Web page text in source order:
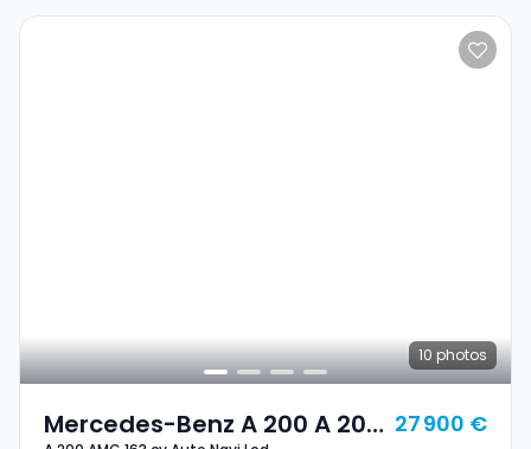
10 photos
Mercedes-Benz A 200 A 200 27 900 €